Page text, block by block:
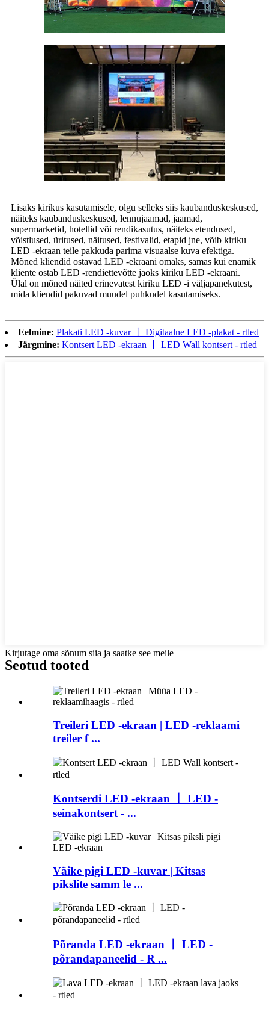
Lisaks kirikus kasutamisele, olgu selleks siis kaubanduskeskused,
näiteks kaubanduskeskused, lennujaamad, jaamad,
supermarketid, hotellid või rendikasutus, näiteks etendused,
võistlused, üritused, näitused, festivalid, etapid jne, võib kiriku
LED -ekraan teile pakkuda parima visuaalse kuva efektiga.
Mõned kliendid ostavad LED -ekraani omaks, samas kui enamik
kliente ostab LED -rendiettevõtte jaoks kiriku LED -ekraani.
Ülal on mõned näited erinevatest kiriku LED -i väljapanekutest,
mida kliendid pakuvad muudel puhkudel kasutamiseks.
Eelmine: Plakati LED -kuvar 丨 Digitaalne LED -plakat - rtled
Järgmine: Kontsert LED -ekraan 丨 LED Wall kontsert - rtled
Kirjutage oma sõnum siia ja saatke see meile
Seotud tooted
Treileri LED -ekraan | LED -reklaami
treiler f ...
Kontserdi LED -ekraan 丨 LED -
seinakontsert - ...
Väike pigi LED -kuvar | Kitsas
pikslite samm le ...
Põranda LED -ekraan 丨 LED -
põrandapaneelid - R ...